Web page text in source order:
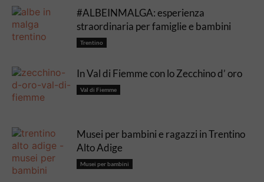
#ALBEINMALGA: esperienza
straordinaria per famiglie e bambini
Trentino
In Val di Fiemme con lo Zecchino d’ oro
Val di Fiemme
Musei per bambini e ragazzi in Trentino
Alto Adige
Musei per bambini